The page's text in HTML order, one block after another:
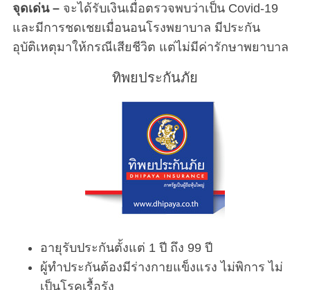
จุดเด่น –จะได้รับเงินเมื่อตรวจพบว่าเป็น Covid-19
และมีการชดเชยเมื่อนอนโรงพยาบาล มีประกัน
อุบัติเหตุมาให้กรณีเสียชีวิต แต่ไม่มีค่ารักษาพยาบาล
ทิพยประกันภัย
อายุรับประกันตั้งแต่ 1 ปี ถึง 99 ปี
ผู้ทำประกันต้องมีร่างกายแข็งแรง ไม่พิการ ไม่
เป็นโรคเรื้อรัง
a
r
c